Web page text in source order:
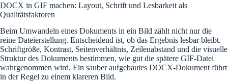
DOCX in GIF machen: Layout, Schrift und Lesbarkeit als
Qualitätsfaktoren
Beim Umwandeln eines Dokuments in ein Bild zählt nicht nur die
reine Dateierstellung. Entscheidend ist, ob das Ergebnis lesbar bleibt.
Schriftgröße, Kontrast, Seitenverhältnis, Zeilenabstand und die visuelle
Struktur des Dokuments bestimmen, wie gut die spätere GIF-Datei
wahrgenommen wird. Ein sauber aufgebautes DOCX-Dokument führt
in der Regel zu einem klareren Bild.